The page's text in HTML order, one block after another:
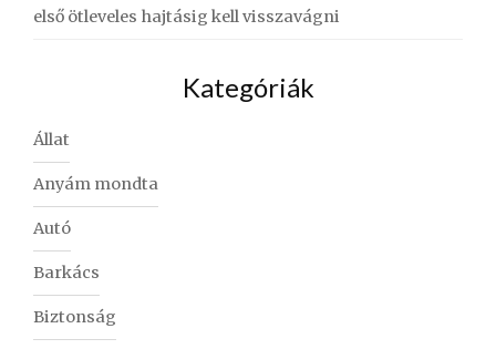
első ötleveles hajtásig kell visszavágni
Kategóriák
Állat
Anyám mondta
Autó
Barkács
Biztonság